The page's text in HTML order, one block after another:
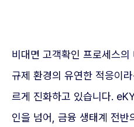
비대면 고객확인 프로세스
규제 환경의 유연한 적응이
르게 진화하고 있습니다.
인을 넘어, 금융 생태계 전반